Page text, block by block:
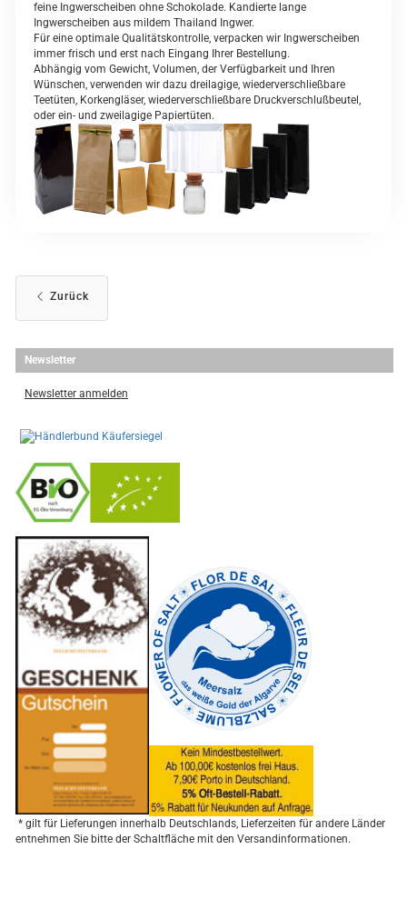
feine Ingwerscheiben ohne Schokolade. Kandierte lange
Ingwerscheiben aus mildem Thailand Ingwer.
Für eine optimale Qualitätskontrolle, verpacken wir Ingwerscheiben
immer frisch und erst nach Eingang Ihrer Bestellung.
Abhängig vom Gewicht, Volumen, der Verfügbarkeit und Ihren
Wünschen, verwenden wir dazu dreilagige, wiederverschließbare
Teetüten, Korkengläser, wiederverschließbare Druckverschlußbeutel,
oder ein- und zweilagige Papiertüten.
Zurück
Newsletter
Newsletter anmelden
* gilt für Lieferungen innerhalb Deutschlands, Lieferzeiten für andere Länder
entnehmen Sie bitte der Schaltfläche mit den Versandinformationen.